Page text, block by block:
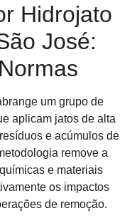
Hidrojato
José:
um grupo de
aplicam jatos de alta
e acúmulos de
remove a
e materiais
os impactos
de remoção.